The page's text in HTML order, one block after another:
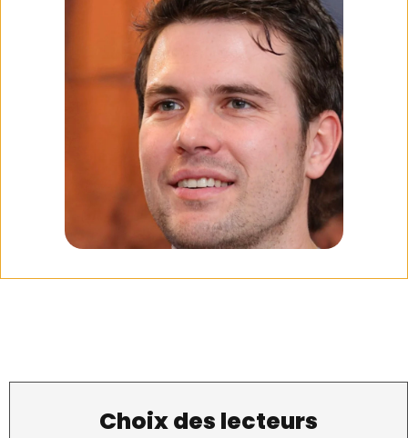
Choix des lecteurs